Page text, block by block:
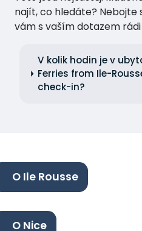
najít, co hledáte? Nebojte
vám s vaším dotazem
V kolik hodin je v
Ferries from Ile-
check-in?
O Ile Rousse
O Nice